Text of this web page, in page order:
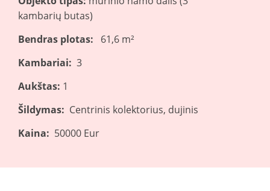
kambarių butas)
Bendras plotas:
61,6 m²
Kambariai: 3
Aukštas: 1
Šildymas: Centrinis kolektorius, dujinis
Kaina: 50000 Eur